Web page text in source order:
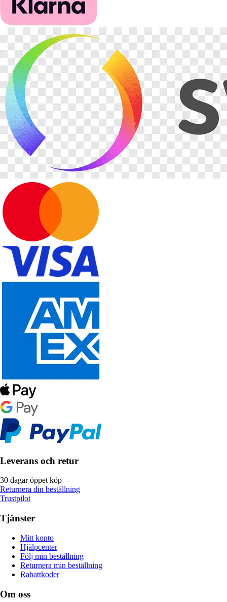
Leverans och retur
30 dagar öppet köp
Returnera din beställning
Trustpilot
Tjänster
Mitt konto
Hjälpcenter
Följ min beställning
Returnera min beställning
Rabattkoder
Om oss